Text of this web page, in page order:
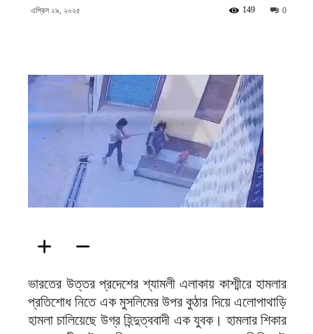
এপ্রিল ২৯, ২০২৫ 0
149
ভারতের উত্তর প্রদেশের শ্যামলী এলাকায় কাশ্মীরে হামলার
প্রতিশোধ নিতে এক মুসলিমের উপর কুঠার দিয়ে এলোপাথাড়ি
হামলা চালিয়েছে উগ্র হিন্দুত্ববাদী এক যুবক। হামলার শিকার